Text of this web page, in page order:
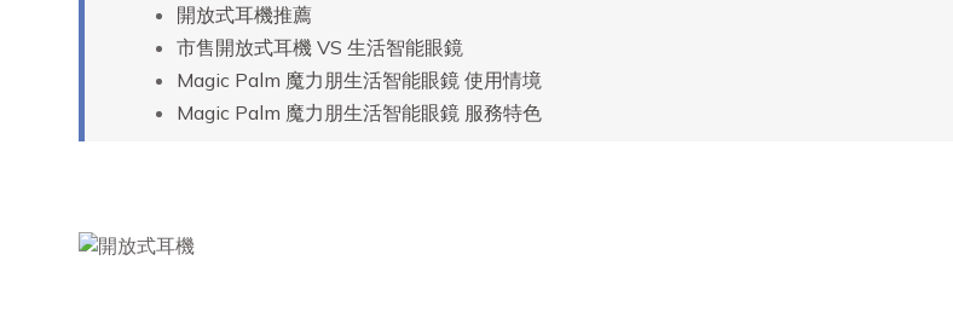
開放式耳機推薦
市售開放式耳機 VS 生活智能眼鏡
Magic Palm 魔力朋生活智能眼鏡 使用情境
Magic Palm 魔力朋生活智能眼鏡 服務特色